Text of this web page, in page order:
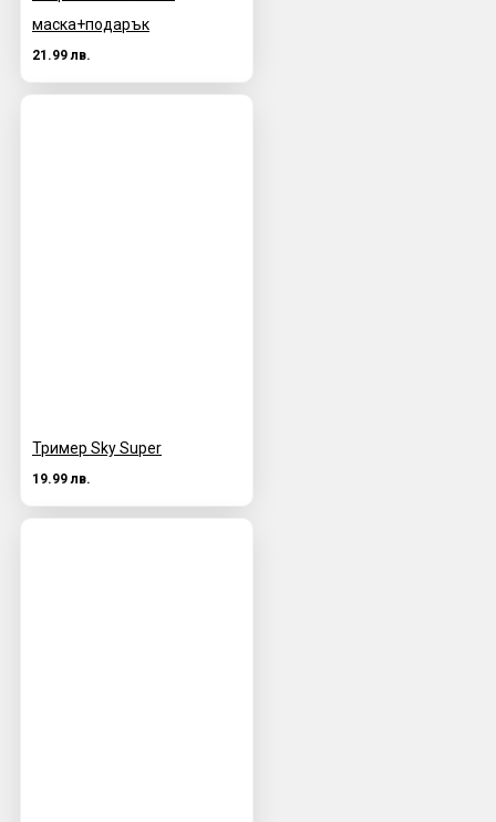
маска+подарък
21.99 лв.
Тример Sky Super
19.99 лв.